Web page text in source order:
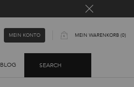
MEIN KONTO MEIN WARENKORB 0
0 PRODUKT
BLOG SEARCH